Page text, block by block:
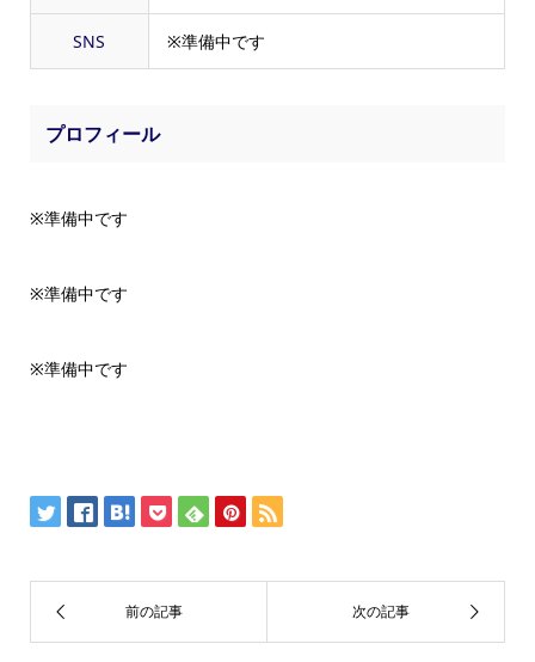
SNS ※準備中です
プロフィール
※準備中です
※準備中です
※準備中です